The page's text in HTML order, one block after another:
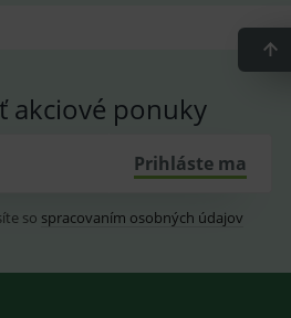
akciové ponuky
Prihláste ma
so spracovaním osobných údajov